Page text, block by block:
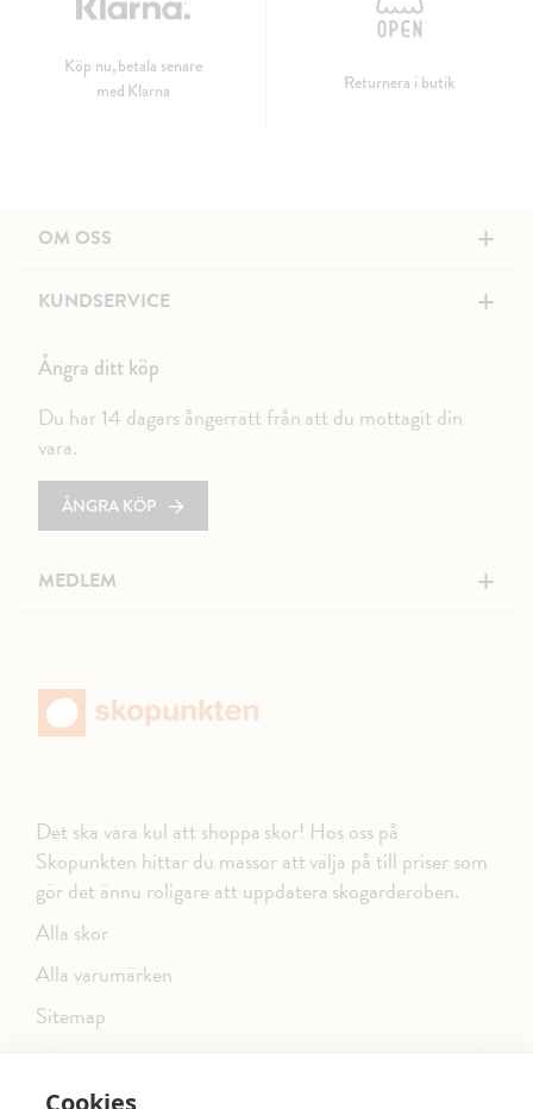
Cookies
Köp nu, betala senare
med Klarna
Returnera i butik
OM OSS +
KUNDSERVICE +
Ångra ditt köp
Du har 14 dagars ångerrätt från att du mottagit din
vara.
ÅNGRA KÖP
MEDLEM +
Det ska vara kul att shoppa skor! Hos oss på
Skopunkten hittar du massor att välja på till priser som
gör det ännu roligare att uppdatera skogarderoben.
Alla skor
Alla varumärken
Sitemap